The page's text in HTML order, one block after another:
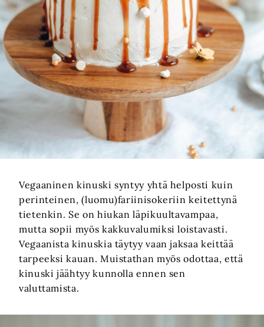
Vegaaninen kinuski syntyy yhtä helposti kuin
perinteinen, (luomu)fariinisokeriin keitettynä
tietenkin. Se on hiukan läpikuultavampaa,
mutta sopii myös kakkuvalumiksi loistavasti.
Vegaanista kinuskia täytyy vaan jaksaa keittää
tarpeeksi kauan. Muistathan myös odottaa, että
kinuski jäähtyy kunnolla ennen sen
valuttamista.